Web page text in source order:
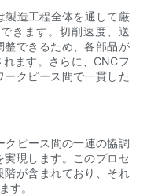
製造工程全体を通して厳
きます。切削速度、送
整できるため、各部品が
ます。さらに、CNCフ
クピース間で一貫した
クピース間の一連の協調
現します。このプロセ
階が含まれており、それ
す。